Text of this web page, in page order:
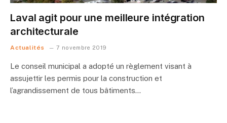
Laval agit pour une meilleure intégration
architecturale
Actualités 7 novembre 2019
Le conseil municipal a adopté un règlement visant à
assujettir les permis pour la construction et
l’agrandissement de tous bâtiments…